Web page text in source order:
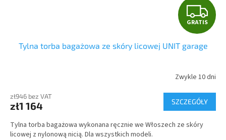
G
R
A
T
I
S
GRATIS
Tylna torba bagażowa ze skóry licowej UNIT garage
Zwykle 10 dni
zł946 bez VAT
zł1 164 SZCZEGÓŁY
Tylna torba bagażowa wykonana ręcznie we Włoszech ze skóry
licowej z nylonową nicią. Dla wszystkich modeli.